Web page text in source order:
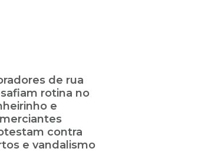
de rua
rotina no
e
contra
e vandalismo